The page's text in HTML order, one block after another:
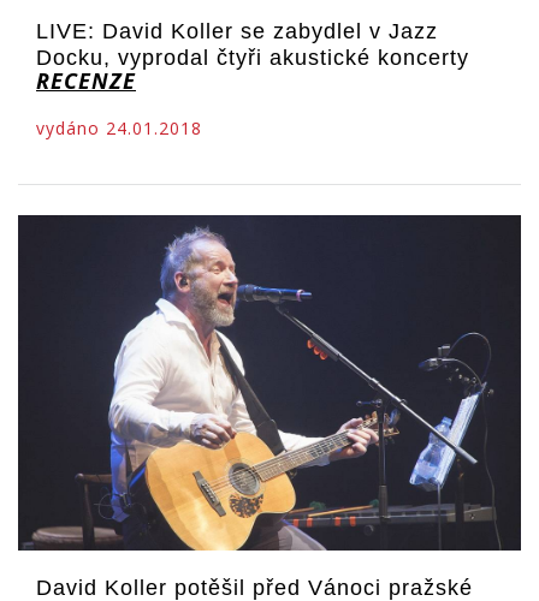
LIVE: David Koller se zabydlel v Jazz
Docku, vyprodal čtyři akustické koncerty
RECENZE
vydáno 24.01.2018
David Koller potěšil před Vánoci pražské